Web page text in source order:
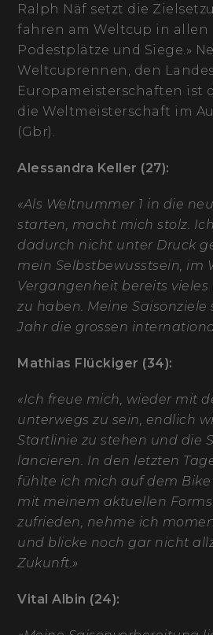
Ralph Näf setzt die
fahren am Weltcup in allen
Podestplätze und Siege.»
Weltcuprennen, den
Europameisterschaften ist
die Weltmeisterschaft im
(Gbr).
Alessandra Keller (27):
«Als Weltnummer 1 in die
starten, macht mich stolz.
dadurch nicht unter Druck
mein Selbstbewusstsein, im
Vergangenheit bereits
zu haben. Meine Saisonziele
Jahr die grossen
Mathias Flückiger (34):
«Ich freue mich, wieder mit
unterwegs zu sein, endlich
Startlinie zu stehen und die
lancieren. In den letzten
fühlte ich mich auf dem
mit meinem aktuellen
zufrieden, nehme ich
und blicke noch gar nicht
Zukunft.»
Vital Albin (24):